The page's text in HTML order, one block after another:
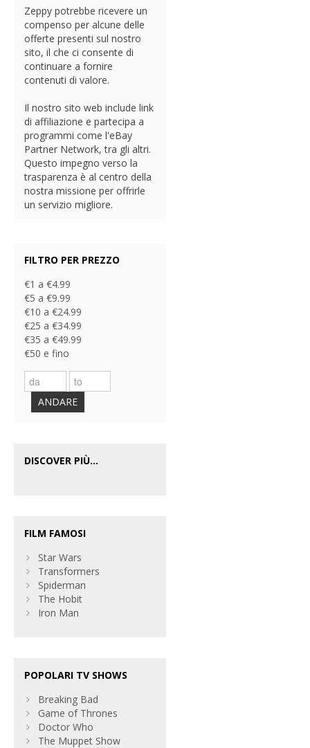
Zeppy potrebbe ricevere un
compenso per alcune delle
offerte presenti sul nostro
sito, il che ci consente di
continuare a fornire
contenuti di valore.
Il nostro sito web include link
di affiliazione e partecipa a
programmi come l'eBay
Partner Network, tra gli altri.
Questo impegno verso la
trasparenza è al centro della
nostra missione per offrirle
un servizio migliore.
FILTRO PER PREZZO
€1 a €4.99
€5 a €9.99
€10 a €24.99
€25 a €34.99
€35 a €49.99
€50 e fino
ANDARE
DISCOVER PIÙ...
FILM FAMOSI
Star Wars
Transformers
Spiderman
The Hobit
Iron Man
POPOLARI TV SHOWS
Breaking Bad
Game of Thrones
Doctor Who
The Muppet Show